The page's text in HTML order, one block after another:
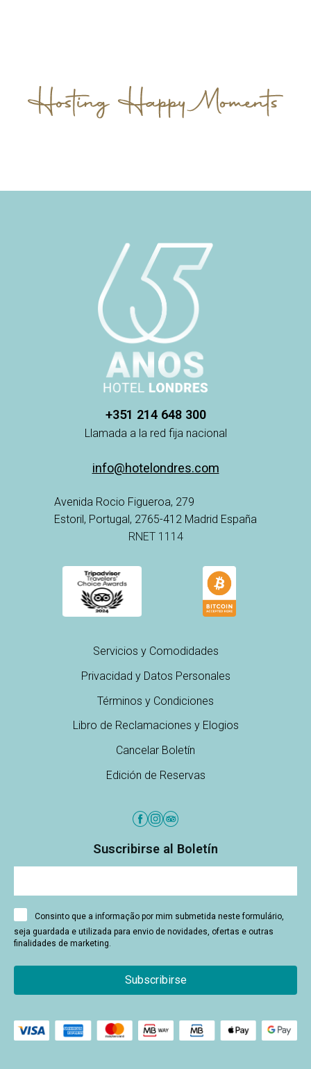
+351 214 648 300
Llamada a la red fija nacional
info@hotelondres.com
Avenida Rocio Figueroa, 279
Estoril, Portugal, 2765-412 Madrid España
RNET 1114
Servicios y Comodidades
Privacidad y Datos Personales
Términos y Condiciones
Libro de Reclamaciones y Elogios
Cancelar Boletín
Edición de Reservas
Suscribirse al Boletín
Consinto que a informação por mim submetida neste formulário,
seja guardada e utilizada para envio de novidades, ofertas e outras
finalidades de marketing.
Subscribirse